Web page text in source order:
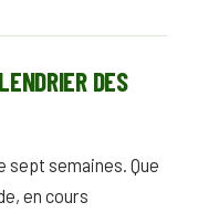
DES
sept semaines. Que
en cours